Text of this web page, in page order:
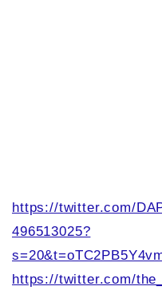
https://twitter.com/
496513025?
https://twitter.com/